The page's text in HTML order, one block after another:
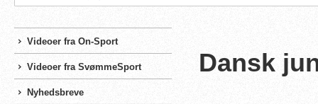
Videoer fra On-Sport
Videoer fra SvømmeSport
Nyhedsbreve
Dansk